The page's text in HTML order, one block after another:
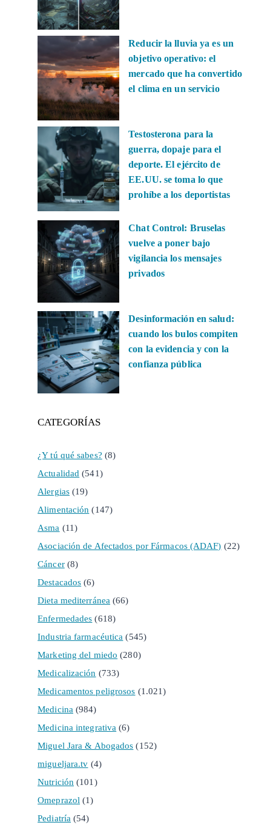
Reducir la lluvia ya es un
objetivo operativo: el
mercado que ha convertido
el clima en un servicio
Testosterona para la
guerra, dopaje para el
deporte. El ejército de
EE.UU. se toma lo que
prohíbe a los deportistas
Chat Control: Bruselas
vuelve a poner bajo
vigilancia los mensajes
privados
Desinformación en salud:
cuando los bulos compiten
con la evidencia y con la
confianza pública
CATEGORÍAS
¿Y tú qué sabes? (8)
Actualidad (541)
Alergias(19)
Alimentación (147)
Asma (11)
Asociación de Afectados por Fármacos (ADAF) (22)
Cáncer(8)
Destacados (6)
Dieta mediterránea (66)
Enfermedades (618)
Industria farmacéutica (545)
Marketing del miedo (280)
Medicalización (733)
Medicamentos peligrosos (1.021)
Medicina (984)
Medicina integrativa (6)
Miguel Jara & Abogados (152)
migueljara.tv (4)
Nutrición (101)
Omeprazol (1)
Pediatría (54)